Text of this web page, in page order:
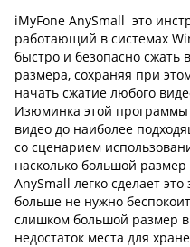
iMyFone AnySmall это
работающий в системах
быстро и безопасно сжать
размера, сохраняя при
начать сжатие любого
Изюминка этой программы
видео до наиболее
со сценарием
насколько большой
AnySmall легко сделает
больше не нужно
слишком большой размер
недостаток места для